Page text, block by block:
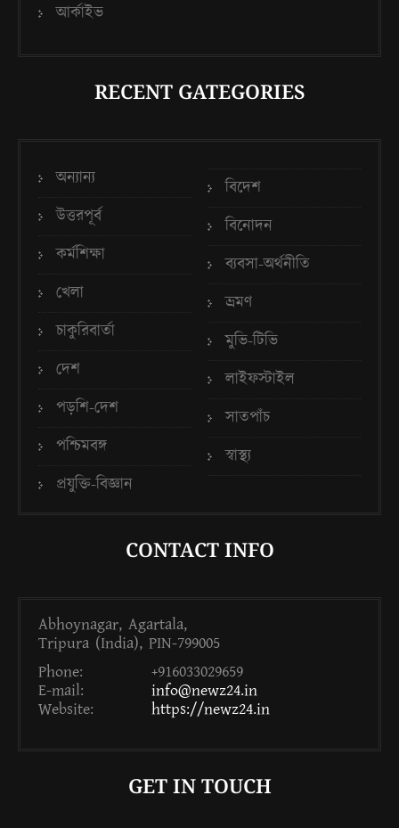
আর্কাইভ
RECENT GATEGORIES
অন্যান্য
উত্তরপূর্ব
কর্মশিক্ষা
খেলা
চাকুরিবার্তা
দেশ
পড়শি-দেশ
পশ্চিমবঙ্গ
প্রযুক্তি-বিজ্ঞান
বিদেশ
বিনোদন
ব্যবসা-অর্থনীতি
ভ্রমণ
মুভি-টিভি
লাইফস্টাইল
সাতপাঁচ
স্বাস্থ্য
CONTACT INFO
Abhoynagar, Agartala,
Tripura (India), PIN-799005
Phone:
+916033029659
E-mail:
info@newz24.in
Website:
https://newz24.in
GET IN TOUCH